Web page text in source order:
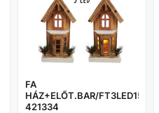
FA
HÁZ+ELŐT.BAR/FT3LED15*31
421334